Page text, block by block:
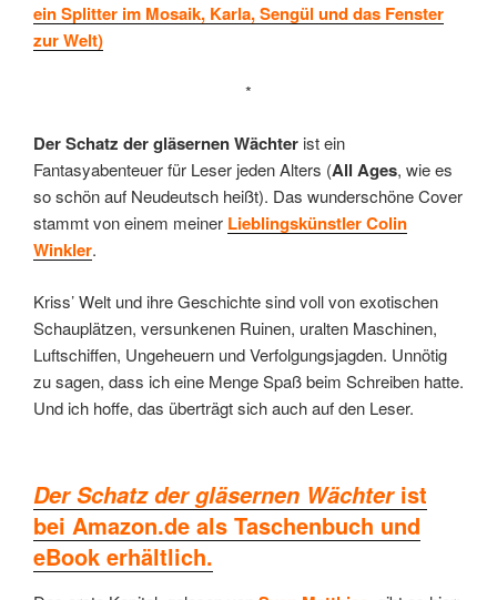
ein Splitter im Mosaik, Karla, Sengül und das Fenster
zur Welt)
*
Der Schatz der gläsernen Wächter ist ein
Fantasyabenteuer für Leser jeden Alters (All Ages, wie es
so schön auf Neudeutsch heißt). Das wunderschöne Cover
stammt von einem meiner Lieblingskünstler Colin
Winkler.
Kriss’ Welt und ihre Geschichte sind voll von exotischen
Schauplätzen, versunkenen Ruinen, uralten Maschinen,
Luftschiffen, Ungeheuern und Verfolgungsjagden. Unnötig
zu sagen, dass ich eine Menge Spaß beim Schreiben hatte.
Und ich hoffe, das überträgt sich auch auf den Leser.
Der Schatz der gläsernen Wächterist
bei Amazon.de als Taschenbuch und
eBook erhältlich.